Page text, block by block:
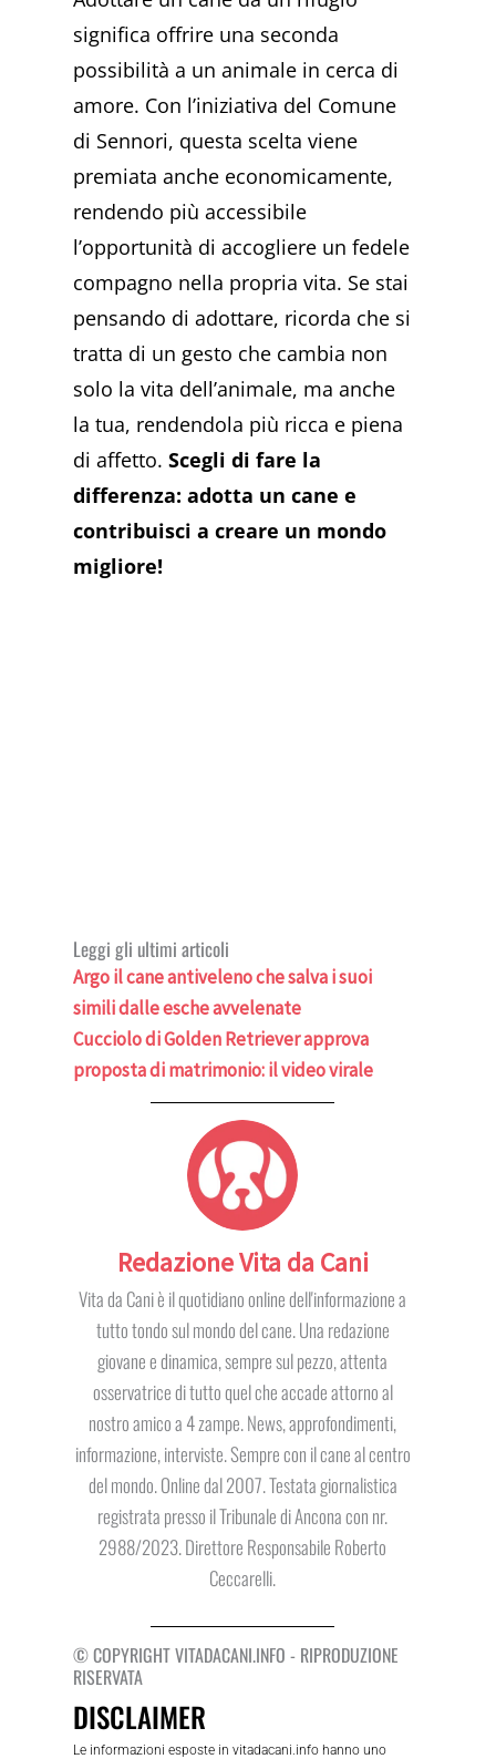
significa offrire una seconda
possibilità a un animale in cerca di
amore. Con l’iniziativa del Comune
di Sennori, questa scelta viene
premiata anche economicamente,
rendendo più accessibile
l’opportunità di accogliere un fedele
compagno nella propria vita. Se stai
pensando di adottare, ricorda che si
tratta di un gesto che cambia non
solo la vita dell’animale, ma anche
la tua, rendendola più ricca e piena
di affetto.Scegli di fare la
differenza: adotta un cane e
contribuisci a creare un mondo
migliore!
Leggi gli ultimi articoli
Argo il cane antiveleno che salva i suoi
simili dalle esche avvelenate
Cucciolo di Golden Retriever approva
proposta di matrimonio: il video virale
Redazione Vita da Cani
Vita da Cani è il quotidiano online dell'informazione a
tutto tondo sul mondo del cane. Una redazione
giovane e dinamica, sempre sul pezzo, attenta
osservatrice di tutto quel che accade attorno al
nostro amico a 4 zampe. News, approfondimenti,
informazione, interviste. Sempre con il cane al centro
del mondo. Online dal 2007. Testata giornalistica
registrata presso il Tribunale di Ancona con nr.
2988/2023. Direttore Responsabile Roberto
Ceccarelli.
© COPYRIGHT VITADACANI.INFO - RIPRODUZIONE
RISERVATA
DISCLAIMER
Le informazioni esposte in vitadacani.info hanno uno